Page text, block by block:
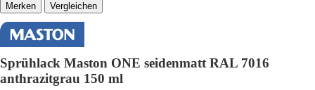
Vergleichen
Sprühlack Maston ONE seidenmatt RAL 7016
anthrazitgrau 150 ml